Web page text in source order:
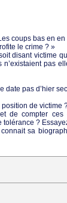
coups bas en
le crime ? »
disant victime
pas
pas d’hier
position de victime
de compter
?
sa